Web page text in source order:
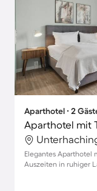
Aparthotel ∙ 2
Aparthotel mit
Elegantes Aparthotel
Auszeiten in ruhiger